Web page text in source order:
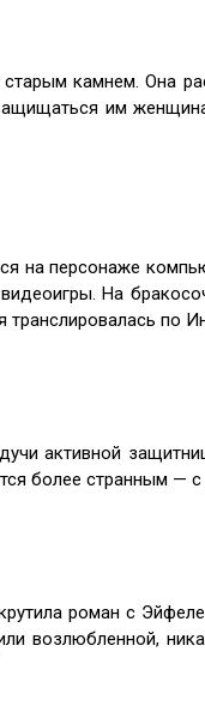
камнем. Она
им
на персонаже
На
по
активной
более странным —
роман с
возлюбленной,